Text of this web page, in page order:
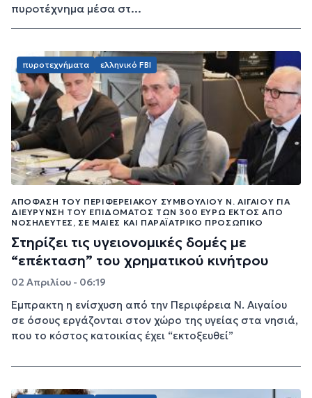
πυροτέχνημα μέσα στ...
πυροτεχνήματα ελληνικό FBI
ΑΠΌΦΑΣΗ ΤΟΥ ΠΕΡΙΦΕΡΕΙΑΚΟΎ ΣΥΜΒΟΥΛΊΟΥ Ν. ΑΙΓΑΊΟΥ ΓΙΑ
ΔΙΕΎΡΥΝΣΗ ΤΟΥ ΕΠΙΔΌΜΑΤΟΣ ΤΩΝ 300 ΕΥΡΏ ΕΚΤΌΣ ΑΠΌ
ΝΟΣΗΛΕΥΤΈΣ, ΣΕ ΜΑΊΕΣ ΚΑΙ ΠΑΡΑΪΑΤΡΙΚΌ ΠΡΟΣΩΠΙΚΌ
Στηρίζει τις υγειονομικές δομές με
“επέκταση” του χρηματικού κινήτρου
02 Απριλίου - 06:19
Έμπρακτη η ενίσχυση από την Περιφέρεια Ν. Αιγαίου
σε όσους εργάζονται στον χώρο της υγείας στα νησιά,
που το κόστος κατοικίας έχει “εκτοξευθεί”